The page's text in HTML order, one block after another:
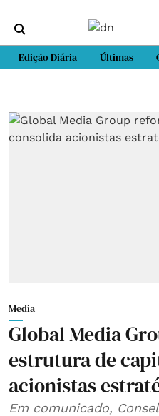
Edição Diária Últimas
Media
Global Media
estrutura de
acionistas
Em comunicado,